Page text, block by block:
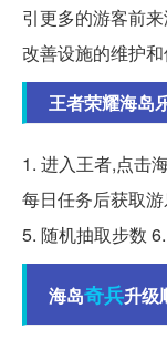
引更多的游客前
改善设施的维护和
王者荣耀海岛
1. 进入王者,点击
每日任务后获取
5. 随机抽取步数
海岛奇兵升级